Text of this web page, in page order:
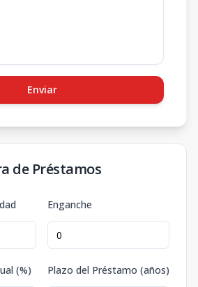
Enviar
de Préstamos
Enganche
(%) Plazo del Préstamo (años)